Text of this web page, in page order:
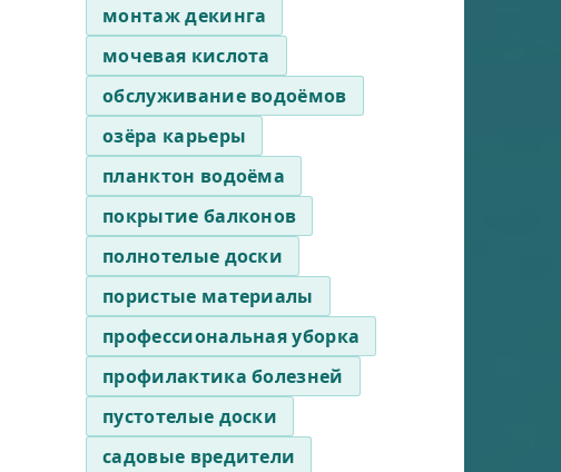
монтаж декинга
мочевая кислота
обслуживание водоёмов
озёра карьеры
планктон водоёма
покрытие балконов
полнотелые доски
пористые материалы
профессиональная уборка
профилактика болезней
пустотелые доски
садовые вредители